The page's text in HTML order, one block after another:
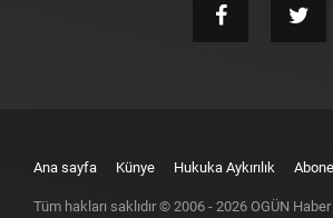
Ana sayfa Künye Hukuka Aykırılık
Tüm hakları saklıdır © 2006 - 2026 OGÜN